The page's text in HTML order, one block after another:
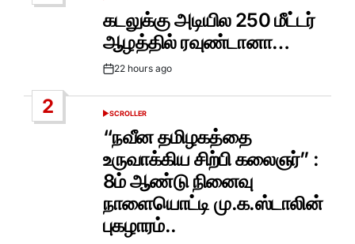
கடலுக்கு அடியில 250 மீட்டர்
ஆழத்தில் ரவுண்டானா…
Post22 hours ago
2
POSTED
SCROLLER
“நவீன தமிழகத்தை
உருவாக்கிய சிற்பி கலைஞர்” :
8ம் ஆண்டு நினைவு
நாளையொட்டி மு.க.ஸ்டாலின்
புகழாரம்..